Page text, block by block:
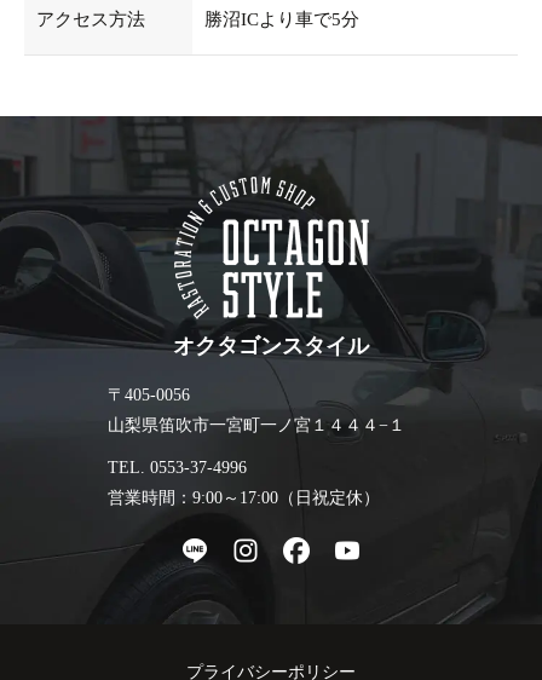
アクセス方法 勝沼ICより車で5分
オクタゴンスタイル
〒405-0056
山梨県笛吹市一宮町一ノ宮１４４４−１
TEL. 0553-37-4996
営業時間：9:00～17:00（日祝定休）
プライバシーポリシー